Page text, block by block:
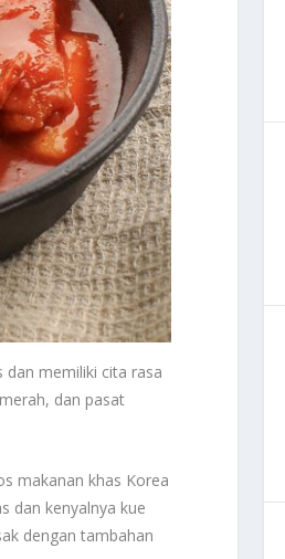
memiliki cita rasa
dan pasat
makanan khas Korea
dan kenyalnya kue
dengan tambahan